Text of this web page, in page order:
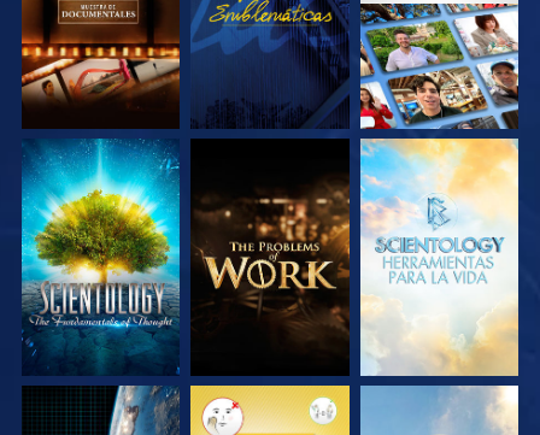
EXPLORA LAS
SERIES
EXPLORA LAS
SERIES
EXPLORA LAS
SERIES